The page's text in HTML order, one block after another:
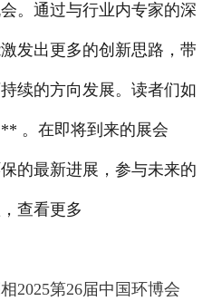
。通过与行业内专家的深
发出更多的创新思路，带
续的方向发展。读者们如
。在即将到来的展会
的最新进展，参与未来的
查看更多
2025第26届中国环博会